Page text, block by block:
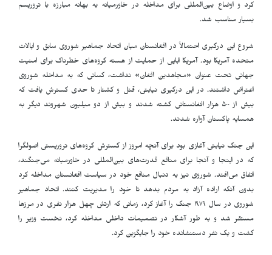
کرد و اوضاع بین‌المللی برای مداخله در خاورمیانه به بهانه مبارزه با تروریسم
بسیار مناسب شد.
شروع این درگیری احتمالاً در افغانستان میان اتحاد جماهیر شوروی سابق و ایالات
متحده آمریکا بود. آمریکا ابایی از حمایت از هسته گروه‌های خطرناک برای امنیت
جهانی تحت عنوان «مجاهدین افغان» نداشت، کسانی که به مداخله شوروی
اعتراض داشتند. در این درگیری نیابتی، قتل و کشتار تا حدی گسترش یافت که
بیش از ۵٠٠ هزار افغانستانی کشته شدند و بیش از دو میلیون شهروند دیگر به
همسایه پاکستان آواره شدند.
این جنگ نیابتی آغازی بود برای آنچه امروز از گسترش گروه‌های تروریستی اصولگرا
که در اینجا و آنجا برای منافع قدرت‌های بین‌المللی در خاورمیانه می‌جنگند،
اتفاق می‌افتد. شوروی نیز به دنبال منافع خود در سیاست افغانستان مداخله کرد
بدون آنکه اراده آزاد به مردم بدهد تا خود را مدیریت کنند. اتحاد جماهیر
شوروی در سال ١٩٧٩ جنگ را آغاز کرد، زمانی که ارتش چهل هزار نفری در مرزها
مستقر شد و به طور آشکار در تصمیمات داخلی مداخله کرد، نخست وزیر را
کشت و یک نفر دستنشانده خود را جایگزین کرد.